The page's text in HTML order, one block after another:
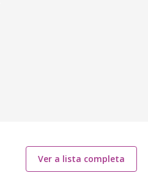
Ver a lista completa